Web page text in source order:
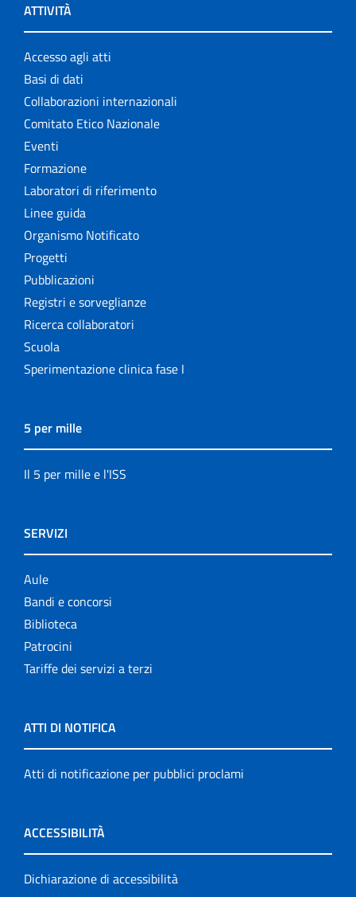
ATTIVITÀ
Accesso agli atti
Basi di dati
Collaborazioni internazionali
Comitato Etico Nazionale
Eventi
Formazione
Laboratori di riferimento
Linee guida
Organismo Notificato
Progetti
Pubblicazioni
Registri e sorveglianze
Ricerca collaboratori
Scuola
Sperimentazione clinica fase I
5 per mille
Il 5 per mille e l'ISS
SERVIZI
Aule
Bandi e concorsi
Biblioteca
Patrocini
Tariffe dei servizi a terzi
ATTI DI NOTIFICA
Atti di notificazione per pubblici proclami
ACCESSIBILITÀ
Dichiarazione di accessibilità